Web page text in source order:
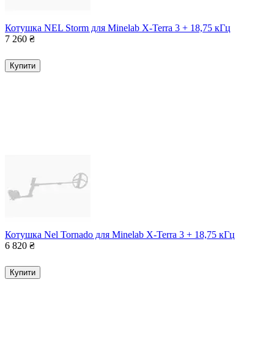
Котушка NEL Storm для Minelab X-Terra 3 + 18,75 кГц
7 260 ₴
Купити
Котушка Nel Tornado для Minelab X-Terra 3 + 18,75 кГц
6 820 ₴
Купити